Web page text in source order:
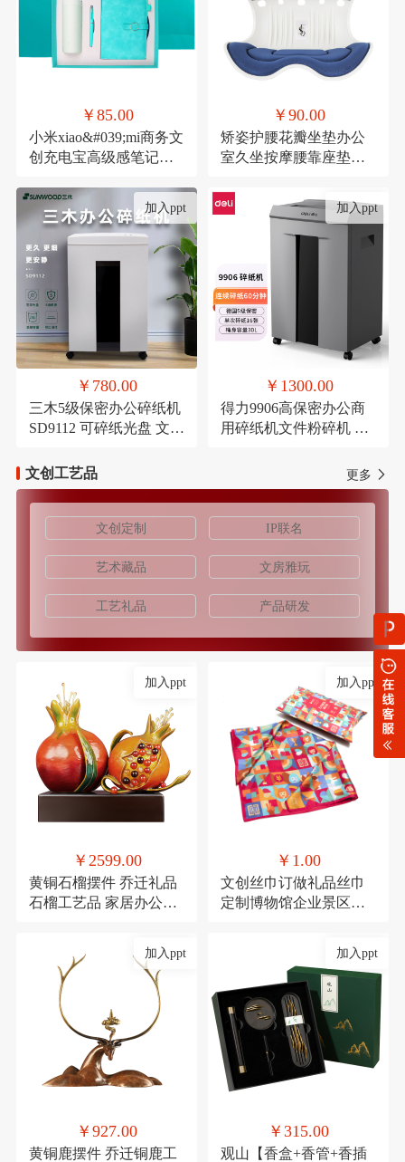
￥85.00
小米xiao&#039;mi商务文
创充电宝高级感笔记本
物
￥90.00
矫姿护腰花瓣坐垫办公
室久坐按摩腰靠座垫家
加入ppt
￥780.00
三木5级保密办公碎纸机
SD9112 可碎纸光盘 文件
加入ppt
￥1300.00
得力9906高保密办公商
用碎纸机文件粉碎机 长
文创工艺品
更多
文创定制 IP联名
艺术藏品 文房雅玩
工艺礼品 产品研发
加入ppt
￥2599.00
黄铜石榴摆件 乔迁礼品
石榴工艺品 家居办公装
加入ppt
￥1.00
文创丝巾订做礼品丝巾
定制博物馆企业景区文
加入ppt
￥927.00
黄铜鹿摆件 乔迁铜鹿工
加入ppt
￥315.00
观山【香盒+香管+香插